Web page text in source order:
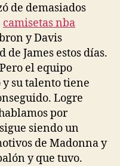
de demasiados
camisetas nba
y Davis
James estos días.
el equipo
su talento tiene
Logre
por
siendo un
de Madonna y
y que tuvo.